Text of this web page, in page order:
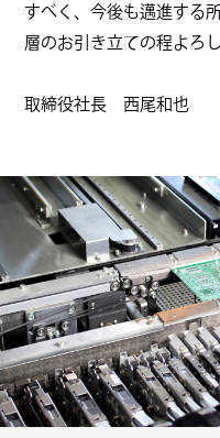
すべく、今後も邁進する
層のお引き立ての程よろ
取締役社長 西尾和也